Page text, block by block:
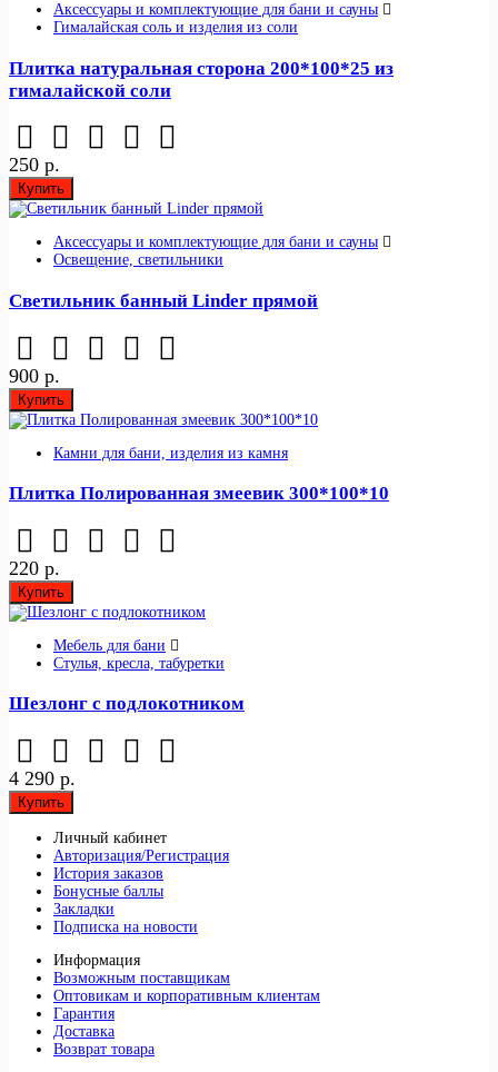
Аксессуары и комплектующие для бани и сауны
Гималайская соль и изделия из соли
Плитка натуральная сторона 200*100*25 из
гималайской соли
250 р.
Купить
Аксессуары и комплектующие для бани и сауны
Освещение, светильники
Светильник банный Linder прямой
900 р.
Купить
Камни для бани, изделия из камня
Плитка Полированная змеевик 300*100*10
220 р.
Купить
Мебель для бани
Стулья, кресла, табуретки
Шезлонг с подлокотником
4 290 р.
Купить
Личный кабинет
Авторизация/Регистрация
История заказов
Бонусные баллы
Закладки
Подписка на новости
Информация
Возможным поставщикам
Оптовикам и корпоративным клиентам
Гарантия
Доставка
Возврат товара